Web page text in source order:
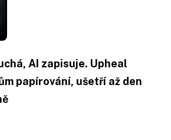
AI zapisuje. Upheal
papírování, ušetří až den